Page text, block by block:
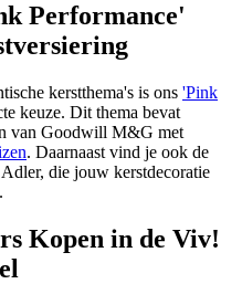
Performance'
kerstthema's is ons 'Pink
keuze. Dit thema bevat
van Goodwill M&G met
. Daarnaast vind je ook de
die jouw kerstdecoratie
Kopen in de Viv!